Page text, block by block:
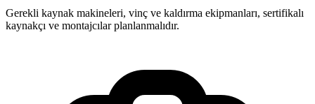
Gerekli kaynak makineleri, vinç ve kaldırma ekipmanları, sertifikalı
kaynakçı ve montajcılar planlanmalıdır.